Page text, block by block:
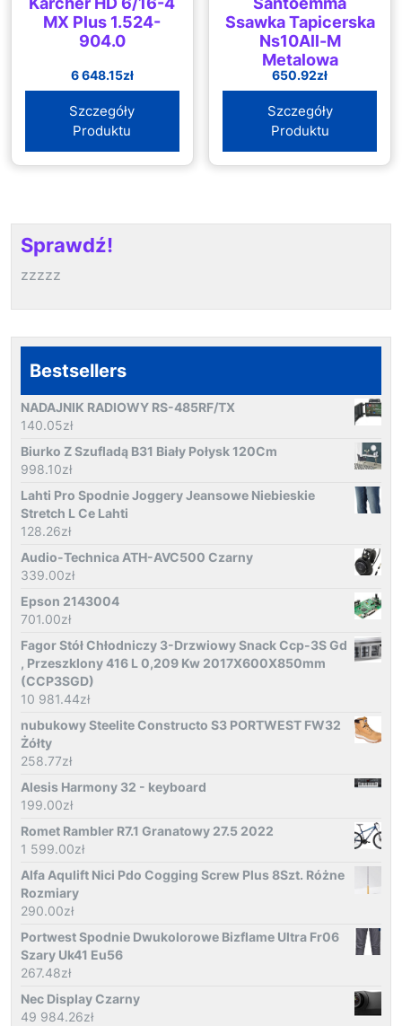
MX Plus 1.524-
904.0
6 648.15zł
Szczegóły
Produktu
Ssawka Tapicerska
Ns10All-M
Metalowa
650.92zł
Szczegóły
Produktu
Sprawdź!
zzzzz
Bestsellers
NADAJNIK RADIOWY RS-485RF/TX
140.05zł
Biurko Z Szufladą B31 Biały Połysk 120Cm
998.10zł
Lahti Pro Spodnie Joggery Jeansowe Niebieskie
Stretch L Ce Lahti
128.26zł
Audio-Technica ATH-AVC500 Czarny
339.00zł
Epson 2143004
701.00zł
Fagor Stół Chłodniczy 3-Drzwiowy Snack Ccp-3S Gd
, Przeszklony 416 L 0,209 Kw 2017X600X850mm
(CCP3SGD)
10 981.44zł
nubukowy Steelite Constructo S3 PORTWEST FW32
Żółty
258.77zł
Alesis Harmony 32 - keyboard
199.00zł
Romet Rambler R7.1 Granatowy 27.5 2022
1 599.00zł
Alfa Aqulift Nici Pdo Cogging Screw Plus 8Szt. Różne
Rozmiary
290.00zł
Portwest Spodnie Dwukolorowe Bizflame Ultra Fr06
Szary Uk41 Eu56
267.48zł
Nec Display Czarny
49 984.26zł